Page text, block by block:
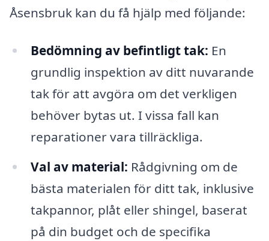
Åsensbruk kan du få hjälp med följande:
Bedömning av befintligt tak: En
grundlig inspektion av ditt nuvarande
tak för att avgöra om det verkligen
behöver bytas ut. I vissa fall kan
reparationer vara tillräckliga.
Val av material: Rådgivning om de
bästa materialen för ditt tak, inklusive
takpannor, plåt eller shingel, baserat
på din budget och de specifika